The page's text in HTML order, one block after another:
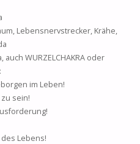
Lebensnervstrecker, Krähe,
WURZELCHAKRA oder
im Leben!
sein!
Lebens!